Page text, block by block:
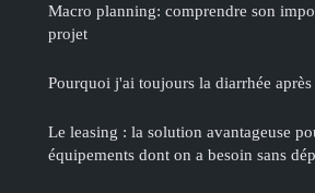
Macro planning: comprendre son
projet
Pourquoi j'ai toujours la diarrhée
Le leasing : la solution avantageuse
équipements dont on a besoin sans